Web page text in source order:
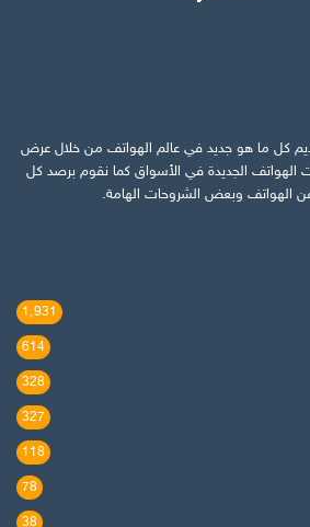
كل ما هو جديد في عالم الهواتف من خلال عرض
الهواتف الجديدة في الأسواق كما نقوم برصد كل
عن الهواتف وبعض الشروحات الهامة.
1٬931
614
328
327
118
78
38